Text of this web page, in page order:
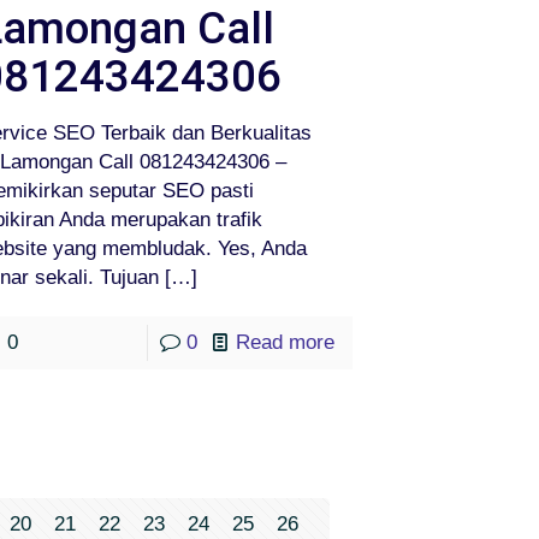
Call
SEO Terbaik dan Berkualitas
Call 081243424306 –
seputar SEO pasti
Anda merupakan trafik
yang membludak. Yes, Anda
sekali. Tujuan […]
0 0 Read more
20 21 22 23 24 25 26